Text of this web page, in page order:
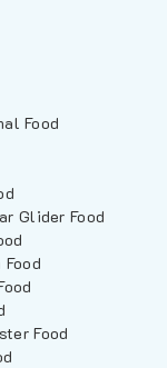
Food
Glider Food
Food